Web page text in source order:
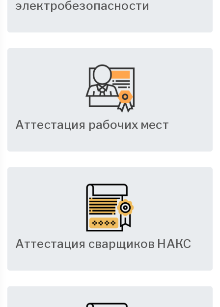
электробезопасности
Аттестация рабочих мест
Аттестация сварщиков НАКС